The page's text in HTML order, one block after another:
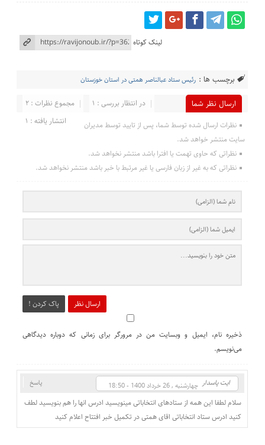
لینک کوتاه
برچسب ها : رئیس ستاد عبالناصر همتی در استان خوزستان
ارسال نظر شما مجموع نظرات : 2
در انتظار بررسی : 1
انتشار یافته : 1
نظرات ارسال شده توسط شما، پس از تایید توسط مدیران
سایت منتشر خواهد شد.
نظراتی که حاوی تهمت یا افترا باشد منتشر نخواهد شد.
نظراتی که به غیر از زبان فارسی یا غیر مرتبط با خبر باشد منتشر نخواهد شد.
ارسال نظر پاک کردن !
ذخیره نام، ایمیل و وبسایت من در مرورگر برای زمانی که دوباره دیدگاهی
می‌نویسم.
ایت پاسدار چهارشنبه , 26 خرداد 1400 - 18:50 پاسخ
سلام لطفا این همه از ستادهای انتخاباتی مینویسید ادرس انها را هم بنویسید لطف
کنید ادرس ستاد انتخاباتی اقای همتی در تکمیل خبر افتتاح اعلام کنید